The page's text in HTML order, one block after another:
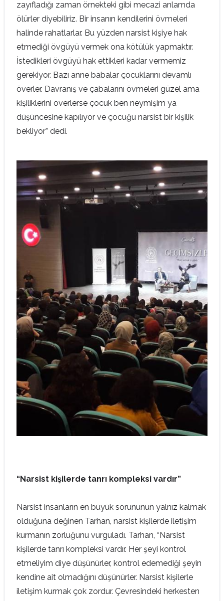
zayıfladığı zaman örnekteki gibi mecazi anlamda
ölürler diyebiliriz. Bir insanın kendilerini övmeleri
halinde rahatlarlar. Bu yüzden narsist kişiye hak
etmediği övgüyü vermek ona kötülük yapmaktır.
İstedikleri övgüyü hak ettikleri kadar vermemiz
gerekiyor. Bazı anne babalar çocuklarını devamlı
överler. Davranış ve çabalarını övmeleri güzel ama
kişiliklerini överlerse çocuk ben neymişim ya
düşüncesine kapılıyor ve çocuğu narsist bir kişilik
bekliyor” dedi.
“Narsist kişilerde tanrı kompleksi vardır”
Narsist insanların en büyük sorununun yalnız kalmak
olduğuna değinen Tarhan, narsist kişilerde iletişim
kurmanın zorluğunu vurguladı. Tarhan, “Narsist
kişilerde tanrı kompleksi vardır. Her şeyi kontrol
etmeliyim diye düşünürler, kontrol edemediği şeyin
kendine ait olmadığını düşünürler. Narsist kişilerle
iletişim kurmak çok zordur. Çevresindeki herkesten